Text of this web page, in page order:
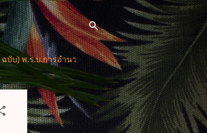
ารอำนวยการความสะดวกในการพิจารณาอนุญาตและก